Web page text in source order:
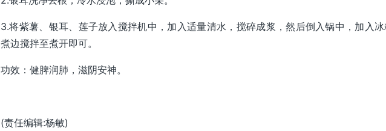
3.将紫薯、银耳、莲子放入搅拌机中，加入适量清水，搅碎成浆，然后倒入锅中，加入
煮边搅拌至煮开即可。
功效：健脾润肺，滋阴安神。
(责任编辑:杨敏)